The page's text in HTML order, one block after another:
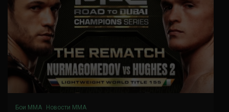
Бои ММА Новости ММА